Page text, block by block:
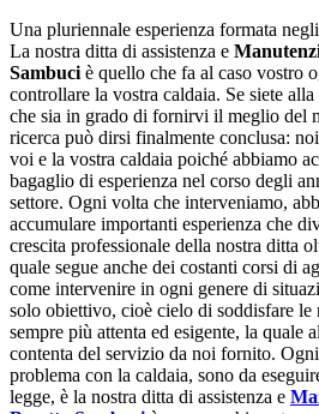
Una pluriennale esperienza formata
La nostra ditta di assistenza e
Sambuci è quello che fa al caso vostro
controllare la vostra caldaia. Se siete
che sia in grado di fornirvi il meglio del
ricerca può dirsi finalmente conclusa:
voi e la vostra caldaia poiché abbiamo
bagaglio di esperienza nel corso degli
settore. Ogni volta che interveniamo,
accumulare importanti esperienza che
crescita professionale della nostra ditta
quale segue anche dei costanti corsi di
come intervenire in ogni genere di
solo obiettivo, cioè cielo di soddisfare le
sempre più attenta ed esigente, la quale
contenta del servizio da noi fornito.
problema con la caldaia, sono da
legge, è la nostra ditta di assistenza e